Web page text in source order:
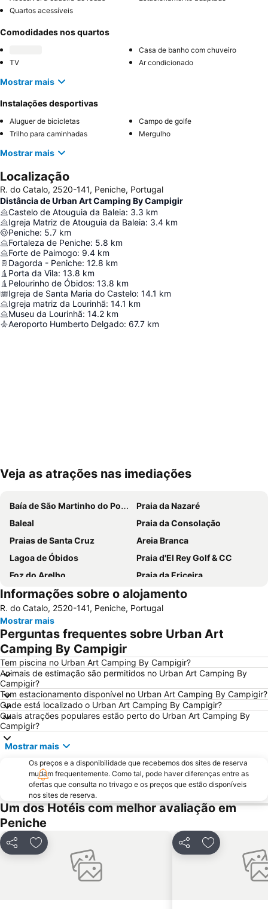
Quartos acessíveis
Comodidades nos quartos
Casa de banho com chuveiro
TV
Ar condicionado
Mostrar mais
Instalações desportivas
Aluguer de bicicletas
Campo de golfe
Trilho para caminhadas
Mergulho
Mostrar mais
Localização
R. do Catalo, 2520-141, Peniche, Portugal
Distância de Urban Art Camping By Campigir
Castelo de Atouguia da Baleia: 3.3 km
Igreja Matriz de Atouguia da Baleia: 3.4 km
Peniche: 5.7 km
Fortaleza de Peniche: 5.8 km
Forte de Paimogo: 9.4 km
Dagorda - Peniche: 12.8 km
Porta da Vila: 13.8 km
Pelourinho de Óbidos: 13.8 km
Igreja de Santa Maria do Castelo: 14.1 km
Igreja matriz da Lourinhã: 14.1 km
Museu da Lourinhã: 14.2 km
Aeroporto Humberto Delgado: 67.7 km
Ampliar mapa
Veja as atrações nas imediações
Baía de São Martinho do Porto
Praia da Nazaré
Baleal
Praia da Consolação
Praias de Santa Cruz
Areia Branca
Lagoa de Óbidos
Praia d'El Rey Golf & CC
Foz do Arelho
Praia da Ericeira
Monumento Comemorativo da Batalha do Vimeiro
Mosteiro de Alcobaça
Buddha Eden Garden - Jardim da Paz
Praia de São Pedro de Moel
Praia das Berlengas
Serra do Montejunto
Salir do Porto
Castelo de Óbidos
Paredes de Vitória
Sítio da Nazaré
Praia d'el Rey
Campo Real Golf Course
Da Foz do Arelho
Bom Sucesso
Reserva Natural das Ilhas Berlengas
Igreja Paroquial de Pataias
Praia de Pedra do Ouro
Praia Norte
Quinta Pedagógica do Cuco
de Porto Dinheiro
Porto das Barcas
Foz do Lizandro Beach
Parque Vale do Ribeiro de São Pedro de Moel
Touril de Atouguia da Baleia
Praia do Sul-Praia da Baleia
Palácio e Convento de Mafra
Praia do Salgado
Praia de São Bernardino
Pelourinho de Alfeizerão
Praia de Vale Furado
Olhos d'Água de Olho Marinho
Pelos Caminhos da Batalha do Vimeiro
Informações sobre o alojamento
R. do Catalo, 2520-141, Peniche, Portugal
Mostrar mais
Perguntas frequentes sobre Urban Art
Camping By Campigir
Tem piscina no Urban Art Camping By Campigir?
Animais de estimação são permitidos no Urban Art Camping By
Campigir?
Tem estacionamento disponível no Urban Art Camping By Campigir?
Onde está localizado o Urban Art Camping By Campigir?
Quais atrações populares estão perto do Urban Art Camping By
Campigir?
Mostrar mais
Os preços e a disponibilidade que recebemos dos sites de reserva
mudam frequentemente. Como tal, pode haver diferenças entre as
ofertas que consulta no trivago e os preços que estão disponíveis
nos sites de reserva.
Um dos Hotéis com melhor avaliação em
Peniche
PartilharAdicionar aos favoritos PartilharAdicionar